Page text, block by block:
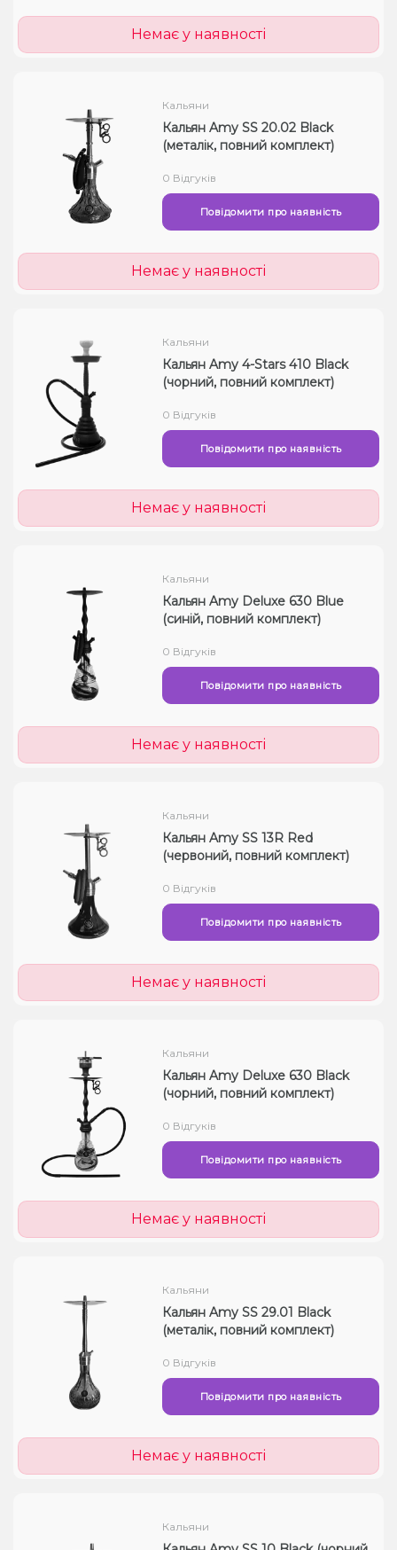
Немає у наявності
Кальяни
Кальян Amy SS 20.02 Black
(металік, повний комплект)
0 Відгуків
Повідомити про наявність
Немає у наявності
Кальяни
Кальян Amy 4-Stars 410 Black
(чорний, повний комплект)
0 Відгуків
Повідомити про наявність
Немає у наявності
Кальяни
Кальян Amy Deluxe 630 Blue
(синій, повний комплект)
0 Відгуків
Повідомити про наявність
Немає у наявності
Кальяни
Кальян Amy SS 13R Red
(червоний, повний комплект)
0 Відгуків
Повідомити про наявність
Немає у наявності
Кальяни
Кальян Amy Deluxe 630 Black
(чорний, повний комплект)
0 Відгуків
Повідомити про наявність
Немає у наявності
Кальяни
Кальян Amy SS 29.01 Black
(металік, повний комплект)
0 Відгуків
Повідомити про наявність
Немає у наявності
Кальяни